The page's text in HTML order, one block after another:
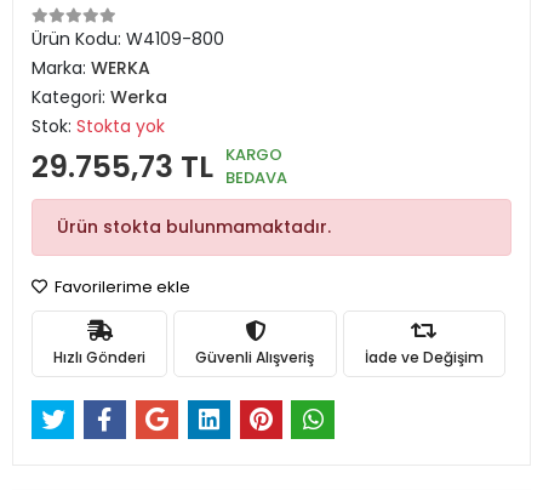
Ürün Kodu: W4109-800
Marka: WERKA
Kategori: Werka
Stok: Stokta yok
29.755,73 TL KARGO
BEDAVA
Ürün stokta bulunmamaktadır.
Favorilerime ekle
Hızlı Gönderi Güvenli Alışveriş İade ve Değişim